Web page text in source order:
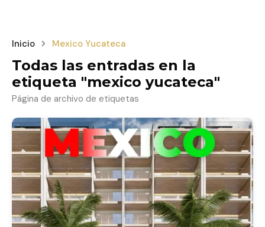
Inicio Mexico Yucateca
Todas las entradas en la
etiqueta "mexico yucateca"
Página de archivo de etiquetas